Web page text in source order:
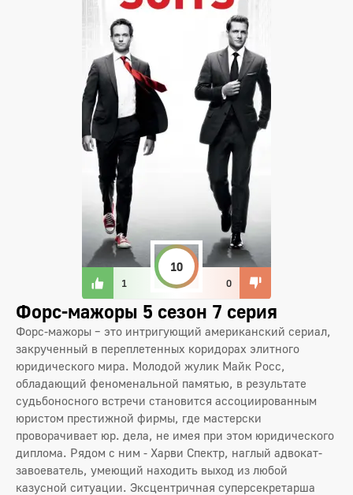
1
10
0
Форс-мажоры 5 сезон 7 серия
Форс-мажоры – это интригующий американский сериал,
закрученный в переплетенных коридорах элитного
юридического мира. Молодой жулик Майк Росс,
обладающий феноменальной памятью, в результате
судьбоносного встречи становится ассоциированным
юристом престижной фирмы, где мастерски
проворачивает юр. дела, не имея при этом юридического
диплома. Рядом с ним - Харви Спектр, наглый адвокат-
завоеватель, умеющий находить выход из любой
казусной ситуации. Эксцентричная суперсекретарша